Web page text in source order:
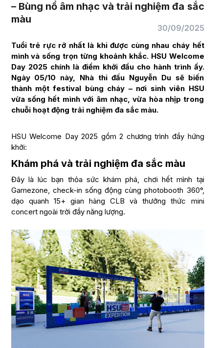
– Bùng nổ âm nhạc và trải nghiệm đa sắc
màu
30/09/2025
Tuổi trẻ rực rỡ nhất là khi được cùng nhau cháy hết
mình và sống trọn từng khoảnh khắc. HSU Welcome
Day 2025 chính là điểm khởi đầu cho hành trình ấy.
Ngày 05/10 này, Nhà thi đấu Nguyễn Du sẽ biến
thành một festival bùng cháy – nơi sinh viên HSU
vừa sống hết mình với âm nhạc, vừa hòa nhịp trong
chuỗi hoạt động trải nghiệm đa sắc màu.
HSU Welcome Day 2025 gồm 2 chương trình đầy hứng
khởi:
Khám phá và trải nghiệm đa sắc màu
Đây là lúc bạn thỏa sức khám phá, chơi hết mình tại
Gamezone, check-in sống động cùng photobooth 360°,
dạo quanh 15+ gian hàng CLB và thưởng thức mini
concert ngoài trời đầy năng lượng.